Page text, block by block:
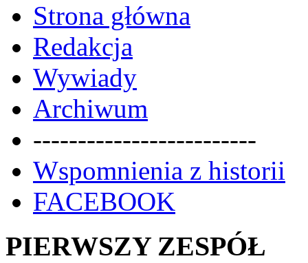
Strona główna
Redakcja
Wywiady
Archiwum
-------------------------
Wspomnienia z historii
FACEBOOK
PIERWSZY ZESPÓŁ